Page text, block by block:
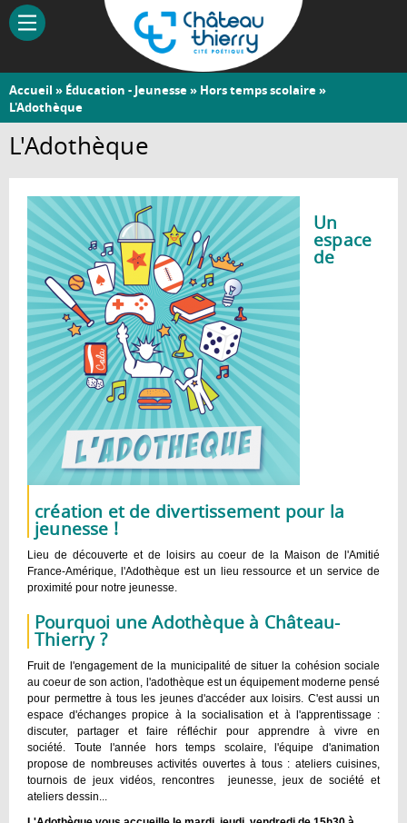
Aller
contenu
Château-
Thierry
Vous
êtes
ici
Accueil » Éducation - Jeunesse» Hors temps scolaire»
L'Adothèque
L'Adothèque
Un
espace
de
création et de divertissement pour la
jeunesse !
Lieu de découverte et de loisirs au coeur de la Maison de l'Amitié
France-Amérique, l'Adothèque est un lieu ressource et un service de
proximité pour notre jeunesse.
Pourquoi une Adothèque à Château-
Thierry ?
Fruit de l'engagement de la municipalité de situer la cohésion sociale
au coeur de son action, l'adothèque est un équipement moderne pensé
pour permettre à tous les jeunes d'accéder aux loisirs. C'est aussi un
espace d'échanges propice à la socialisation et à l'apprentissage :
discuter, partager et faire réfléchir pour apprendre à vivre en
société. Toute l'année hors temps scolaire, l'équipe d'animation
propose de nombreuses activités ouvertes à tous : ateliers cuisines,
tournois de jeux vidéos, rencontres jeunesse, jeux de société et
ateliers dessin...